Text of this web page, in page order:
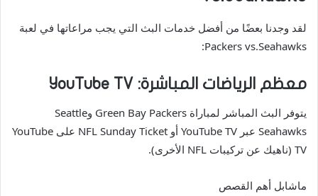
لقد وجدنا بعضًا من أفضل خدمات البث التي يجب مراعاتها في لعبة
Packers vs.Seahawks:
معظم الرياضات المباشرة: YouTube TV
يتوفر البث المباشر لمباراة Green Bay Packers وSeattle
Seahawks عبر YouTube TV أو NFL Sunday Ticket على YouTube
TV (ناهيك عن تركيبات NFL الأخرى).
ماشابل أهم القصص